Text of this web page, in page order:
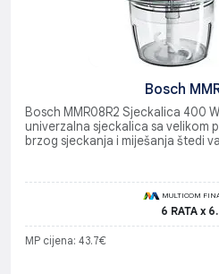
Bosch
Bosch MMR08R2 Sjeckalica 400
univerzalna sjeckalica sa velikom
brzog sjeckanja i miješanja štedi
MULTICOM
6 RATA x
MP cijena: 43.7€